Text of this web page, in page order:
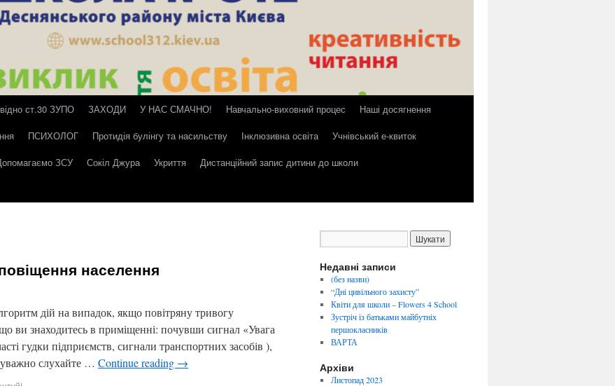
ст.30 ЗУПО ЗАХОДИ У НАС СМАЧНО! Навчально-виховний процес
Наші досягнення
ПСИХОЛОГ Протидія булінгу та насильству Інклюзивна освіта
Учнівський е-квиток
ЗСУ Сокіл Джура Укриття
Дистанційний запис дитини до школи
населення
дій на випадок, якщо повітряну тривогу
ви знаходитесь в приміщенні: почувши сигнал «Увага
гудки підприємств, сигнали транспортних засобів ),
уважно слухайте … Continue reading →
Недавні записи
(без назви)
“Дні цивільного захисту”
Квіти для школи – Flowers 4 School
Зустріч із батьками майбутніх
першокласників
ВАРТА
Архіви
Листопад 2023